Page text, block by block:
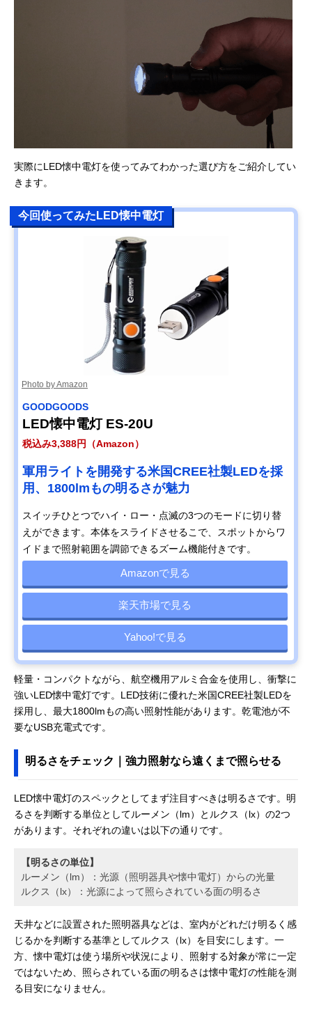
実際にLED懐中電灯を使ってみてわかった選び方をご紹介してい
きます。
今回使ってみたLED懐中電灯
Photo by Amazon
GOODGOODS
LED懐中電灯 ES-20U
税込み3,388円（Amazon）
軍用ライトを開発する米国CREE社製LEDを採
用、1800lmもの明るさが魅力
スイッチひとつでハイ・ロー・点滅の3つのモードに切り替
えができます。本体をスライドさせるこで、スポットからワ
イドまで照射範囲を調節できるズーム機能付きです。
Amazonで見る
楽天市場で見る
Yahoo!で見る
軽量・コンパクトながら、航空機用アルミ合金を使用し、衝撃に
強いLED懐中電灯です。LED技術に優れた米国CREE社製LEDを
採用し、最大1800lmもの高い照射性能があります。乾電池が不
要なUSB充電式です。
明るさをチェック｜強力照射なら遠くまで照らせる
LED懐中電灯のスペックとしてまず注目すべきは明るさです。明
るさを判断する単位としてルーメン（lm）とルクス（lx）の2つ
があります。それぞれの違いは以下の通りです。
【明るさの単位】
ルーメン（lm）：光源（照明器具や懐中電灯）からの光量
ルクス（lx）：光源によって照らされている面の明るさ
天井などに設置された照明器具などは、室内がどれだけ明るく感
じるかを判断する基準としてルクス（lx）を目安にします。一
方、懐中電灯は使う場所や状況により、照射する対象が常に一定
ではないため、照らされている面の明るさは懐中電灯の性能を測
る目安になりません。